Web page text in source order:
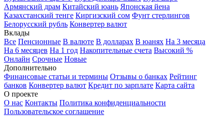
Армянский драм Китайский юань Японская йена
Казахстанский тенге Киргизский сом Фунт стерлингов
Белорусский рубль Конвертер валют
Вклады
Все Пенсионные В валюте В долларах В юанях На 3 месяца
На 6 месяцев На 1 год Накопительные счета Высокий %
Онлайн Срочные Новые
Дополнительно
Финансовые статьи и термины Отзывы о банках Рейтинг
банков Конвертер валют Кредит по зарплате Карта сайта
О проекте
О нас Контакты Политика конфиденциальности
Пользовательское соглашение